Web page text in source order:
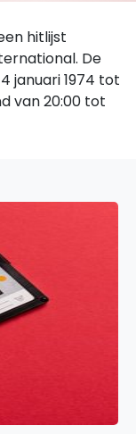
hitlijst
De
januari 1974 tot
van 20:00 tot